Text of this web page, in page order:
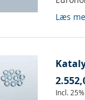
Læs
Incl.